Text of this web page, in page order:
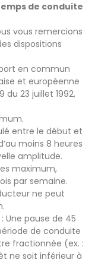
de conduite
vous remercions
dispositions
en commun
et européenne
23 juillet 1992,
entre le début et
moins 8 heures
amplitude.
maximum,
par semaine.
ne peut
Une pause de 45
de conduite
fractionnée (ex. :
ne soit inférieur à